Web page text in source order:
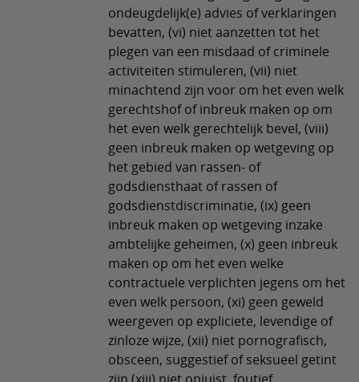
ondeugdelijk(e) advies of verklaringen
bevatten, (vi) niet aanzetten tot het
plegen van een misdaad of criminele
activiteiten stimuleren, (vii) niet
minachtend zijn voor om het even welk
gerechtshof of inbreuk maken op om
het even welk gerechtelijk bevel, (viii)
geen inbreuk maken op wetgeving op
het gebied van rassen- of
godsdiensthaat of rassen of
godsdienstdiscriminatie, (ix) geen
inbreuk maken op wetgeving inzake
ambtelijke geheimen, (x) geen inbreuk
maken op om het even welke
contractuele verplichten jegens om het
even welk persoon, (xi) geen geweld
weergeven op expliciete, levendige of
zinloze wijze, (xii) niet pornografisch,
obsceen, suggestief of seksueel getint